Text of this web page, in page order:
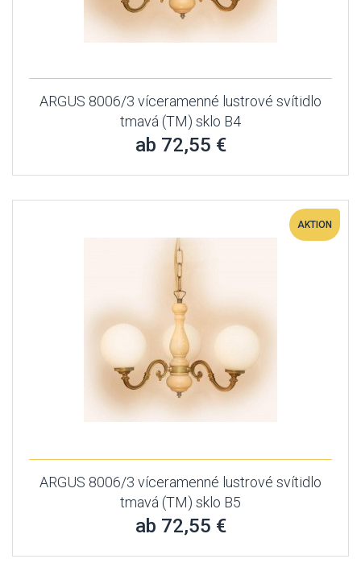
ARGUS 8006/3 víceramenné lustrové svítidlo
tmavá (TM) sklo B4
ab 72,55 €
AKTION
ARGUS 8006/3 víceramenné lustrové svítidlo
tmavá (TM) sklo B5
ab 72,55 €